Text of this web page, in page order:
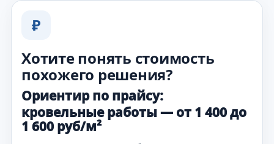
₽
Хотите понять стоимость
похожего решения?
Ориентир по прайсу:
кровельные работы — от 1 400 до
1 600 руб/м²